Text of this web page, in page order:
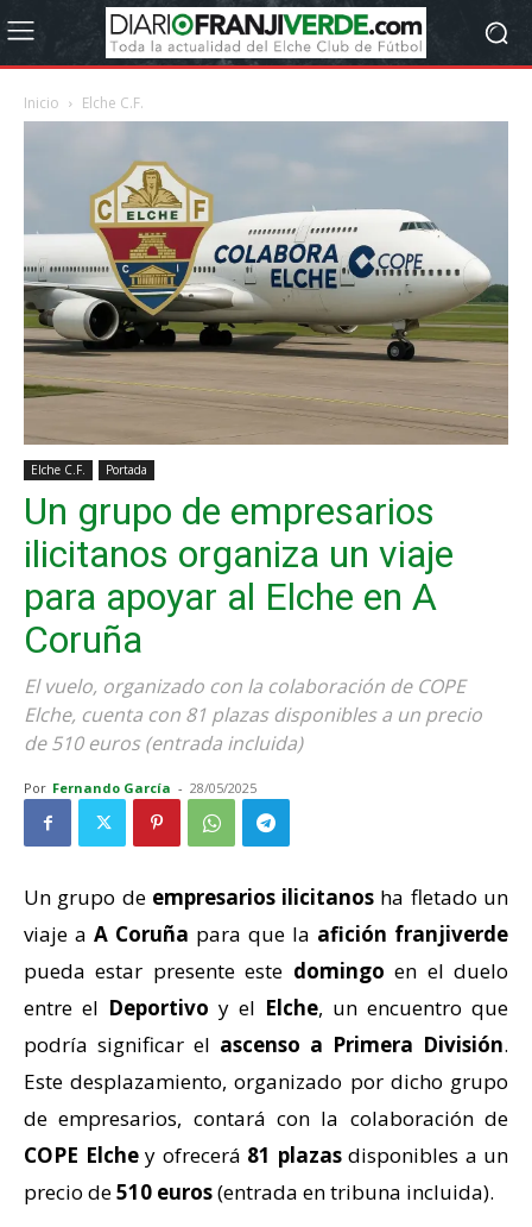
Inicio Elche C.F.
Elche C.F. Portada
Un grupo de empresarios
ilicitanos organiza un viaje
para apoyar al Elche en A
Coruña
El vuelo, organizado con la colaboración de COPE
Elche, cuenta con 81 plazas disponibles a un precio
de 510 euros (entrada incluida)
Por Fernando García - 28/05/2025
Un grupo de empresarios ilicitanos ha fletado un
viaje a A Coruña para que la afición franjiverde
pueda estar presente este domingo en el duelo
entre el Deportivo y el Elche, un encuentro que
podría significar el ascenso a Primera División.
Este desplazamiento, organizado por dicho grupo
de empresarios, contará con la colaboración de
COPE Elchey ofrecerá 81 plazasdisponibles a un
precio de510 euros(entrada en tribuna incluida).